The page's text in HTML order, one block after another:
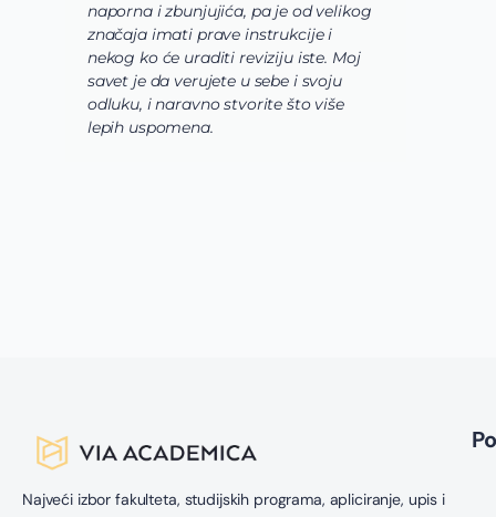
naporna i zbunjujića, pa je od velikog
značaja imati prave instrukcije i
nekog ko će uraditi reviziju iste. Moj
savet je da verujete u sebe i svoju
odluku, i naravno stvorite što više
lepih uspomena.
Najveći izbor fakulteta, studijskih programa, apliciranje, upis i